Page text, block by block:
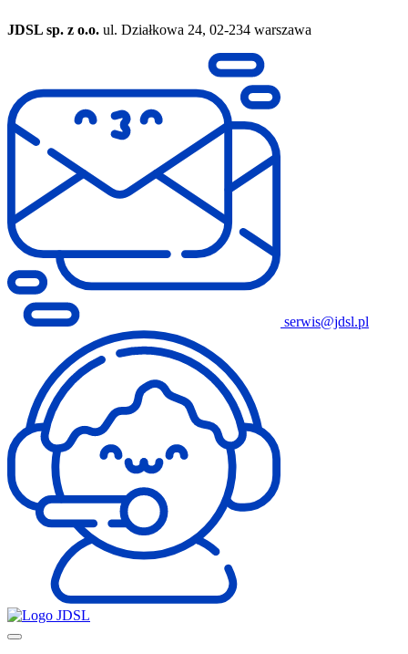
JDSL sp. z o.o. ul. Działkowa 24, 02-234 warszawa
serwis@jdsl.pl